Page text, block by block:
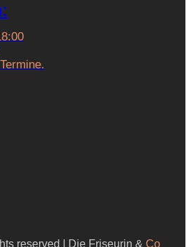
reserved | Die Friseurin & Co